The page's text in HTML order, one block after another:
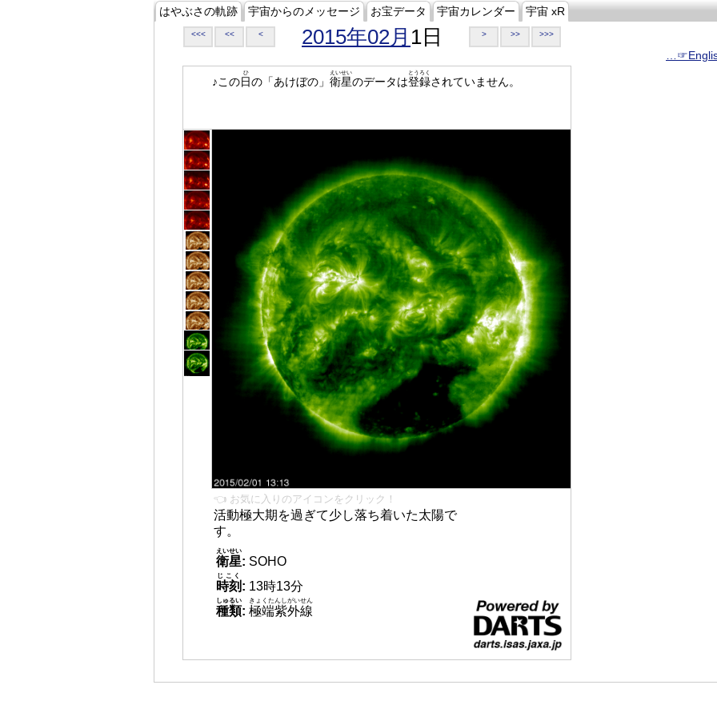
はやぶさの軌跡 宇宙からのメッセージ お宝データ 宇宙カレンダー 宇宙 xR
<<< << < 2015年02月 1日 > >> >>>
♪この日
ひ
の「あけぼの」 衛星
えいせい
のデータは登録
とうろく
されていません。
👈 お気に入りのアイコンをクリック！
活動極大期を過ぎて少し落ち着いた太陽で
す。
衛星
えいせい
: SOHO
時刻
じこく
: 13時13分
種類
しゅるい
: 極端紫外線
きょくたんしがいせん